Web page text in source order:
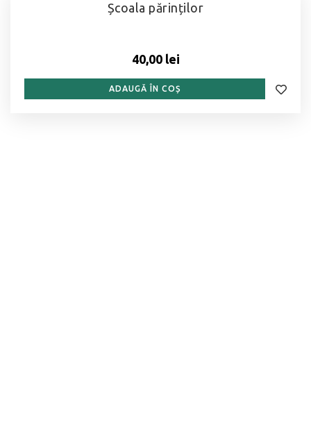
Școala părinților
40,00 lei
ADAUGĂ ÎN COȘ